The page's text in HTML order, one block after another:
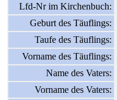
Lfd-Nr im Kirchenbuch:
Geburt des Täuflings:
Taufe des Täuflings:
Vorname des Täuflings:
Name des Vaters:
Vorname des Vaters: